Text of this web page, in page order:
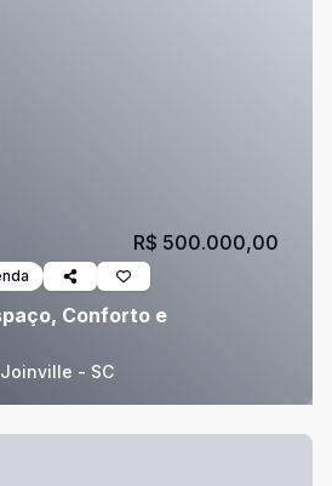
Conforto e
- SC
R$ 500.000,00